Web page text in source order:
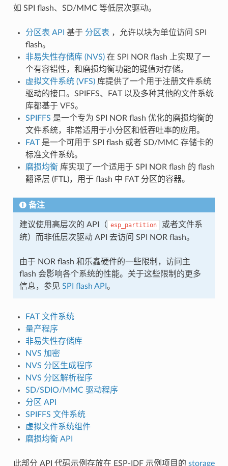
如 SPI flash、SD/MMC 等低层次驱动。
分区表 API 基于 分区表 ，允许以块为单位访问 SPI
flash。
非易失性存储库 (NVS)在 SPI NOR flash 上实现了一
个有容错性，和磨损均衡功能的键值对存储。
虚拟文件系统 (VFS)库提供了一个用于注册文件系统
驱动的接口。SPIFFS、FAT 以及多种其他的文件系统
库都基于 VFS。
SPIFFS 是一个专为 SPI NOR flash 优化的磨损均衡的
文件系统，非常适用于小分区和低吞吐率的应用。
FAT是一个可用于 SPI flash 或者 SD/MMC 存储卡的
标准文件系统。
磨损均衡库实现了一个适用于 SPI NOR flash 的 flash
翻译层 (FTL)，用于 flash 中 FAT 分区的容器。
备注
建议使用高层次的 API（ esp_partition
或者文件系
统）而非低层次驱动 API 去访问 SPI NOR flash。
由于 NOR flash 和乐鑫硬件的一些限制，访问主
flash 会影响各个系统的性能。关于这些限制的更多
信息，参见 SPI flash API 。
FAT 文件系统
量产程序
非易失性存储库
NVS 加密
NVS 分区生成程序
NVS 分区解析程序
SD/SDIO/MMC 驱动程序
分区 API
SPIFFS 文件系统
虚拟文件系统组件
磨损均衡 API
此部分 API 代码示例存放在 ESP-IDF 示例项目的 storage